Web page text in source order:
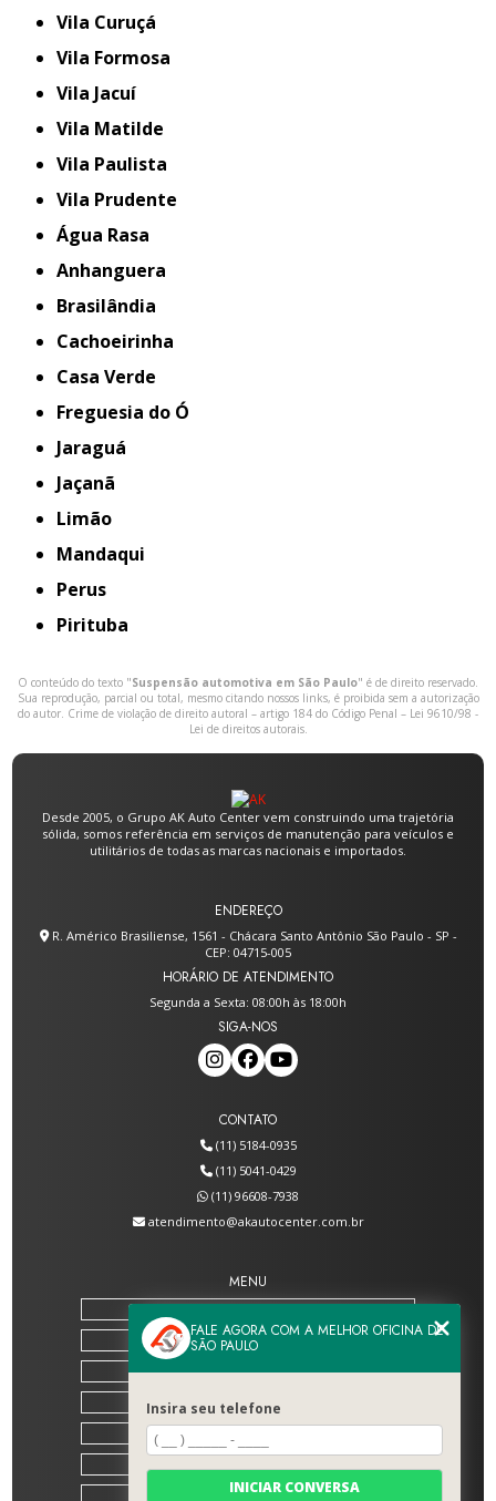
Vila Curuçá
Vila Formosa
Vila Jacuí
Vila Matilde
Vila Paulista
Vila Prudente
Água Rasa
Anhanguera
Brasilândia
Cachoeirinha
Casa Verde
Freguesia do Ó
Jaraguá
Jaçanã
Limão
Mandaqui
Perus
Pirituba
O conteúdo do texto "Suspensão automotiva em São Paulo" é de direito reservado.
Sua reprodução, parcial ou total, mesmo citando nossos links, é proibida sem a autorização
do autor. Crime de violação de direito autoral – artigo 184 do Código Penal – Lei 9610/98 -
Lei de direitos autorais.
Desde 2005, o Grupo AK Auto Center vem construindo uma trajetória
sólida, somos referência em serviços de manutenção para veículos e
utilitários de todas as marcas nacionais e importados.
ENDEREÇO
R. Américo Brasiliense, 1561 - Chácara Santo Antônio São Paulo - SP -
CEP: 04715-005
HORÁRIO DE ATENDIMENTO
Segunda a Sexta: 08:00h às 18:00h
SIGA-NOS
CONTATO
(11) 5184-0935
(11) 5041-0429
(11) 96608-7938
atendimento@akautocenter.com.br
MENU
HOME
SOBRE NÓS
SERVIÇOS
BLOG
MAPA DO SITE
FALE AGORA COM A MELHOR OFICINA DE
SÃO PAULO
Insira seu telefone
INICIAR CONVERSA